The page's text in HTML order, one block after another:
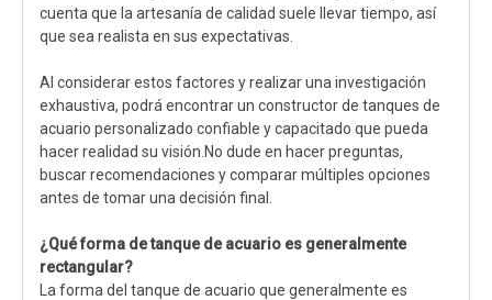
cuenta que la artesanía de calidad suele llevar tiempo, así
que sea realista en sus expectativas.
Al considerar estos factores y realizar una investigación
exhaustiva, podrá encontrar un constructor de tanques de
acuario personalizado confiable y capacitado que pueda
hacer realidad su visión.No dude en hacer preguntas,
buscar recomendaciones y comparar múltiples opciones
antes de tomar una decisión final.
¿Qué forma de tanque de acuario es generalmente
rectangular?
La forma del tanque de acuario que generalmente es